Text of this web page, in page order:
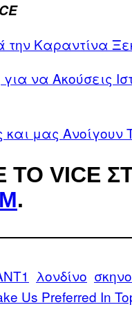
Καραντίνα
να Ακούσεις
μας Ανοίγουν
VICE
.
λονδίνο
Us Preferred In